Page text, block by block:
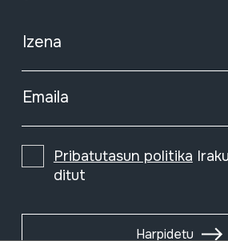
Izena
Emaila
Pribatutasun politika
ditut
Harpidetu